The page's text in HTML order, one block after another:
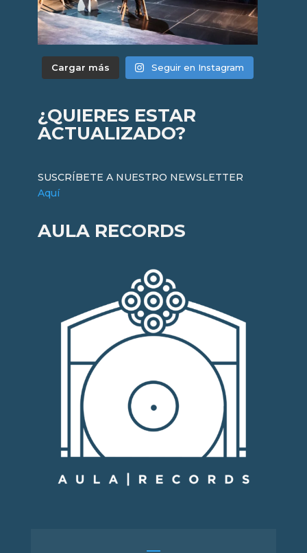
Cargar más Seguir en Instagram
¿QUIERES ESTAR
ACTUALIZADO?
SUSCRÍBETE A NUESTRO NEWSLETTER
Aquí
AULA RECORDS